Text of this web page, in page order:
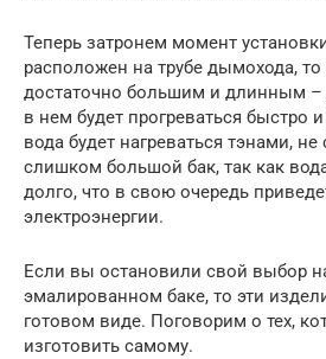
Теперь затронем момент
расположен на трубе дымохода,
достаточно большим и длинным –
в нем будет прогреваться быстро
вода будет нагреваться тэнами, не
слишком большой бак, так как
долго, что в свою очередь
электроэнергии.
Если вы остановили свой выбор
эмалированном баке, то эти
готовом виде. Поговорим о тех,
изготовить самому.